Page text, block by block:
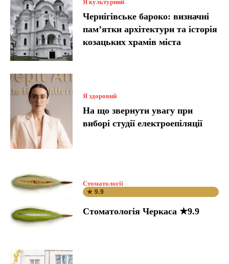
Я культурний
Чернігівське бароко: визначні
пам’ятки архітектури та історія
козацьких храмів міста
Я здоровий
На що звернути увагу при
виборі студії електроепіляції
Стоматології
★ 9.9
Стоматологія Черкаса ★9.9